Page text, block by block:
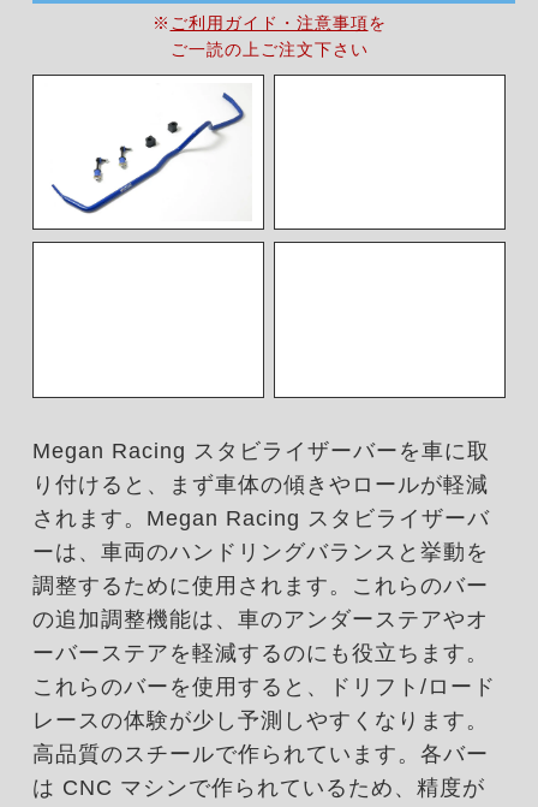
※ ご利用ガイド・注意事項を
ご一読の上ご注文下さい
Megan Racing スタビライザーバーを車に取
り付けると、まず車体の傾きやロールが軽減
されます。Megan Racing スタビライザーバ
ーは、車両のハンドリングバランスと挙動を
調整するために使用されます。これらのバー
の追加調整機能は、車のアンダーステア​​やオ
ーバーステアを軽減するのにも役立ちます。
これらのバーを使用すると、ドリフト/ロード
レースの体験が少し予測しやすくなります。
高品質のスチールで作られています。各バー
は CNC マシンで作られているため、精度が